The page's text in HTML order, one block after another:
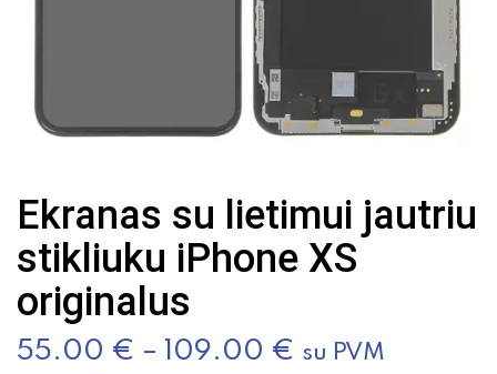
Ekranas su lietimui jautriu
stikliuku iPhone XS
originalus
55.00 € – 109.00 € su PVM